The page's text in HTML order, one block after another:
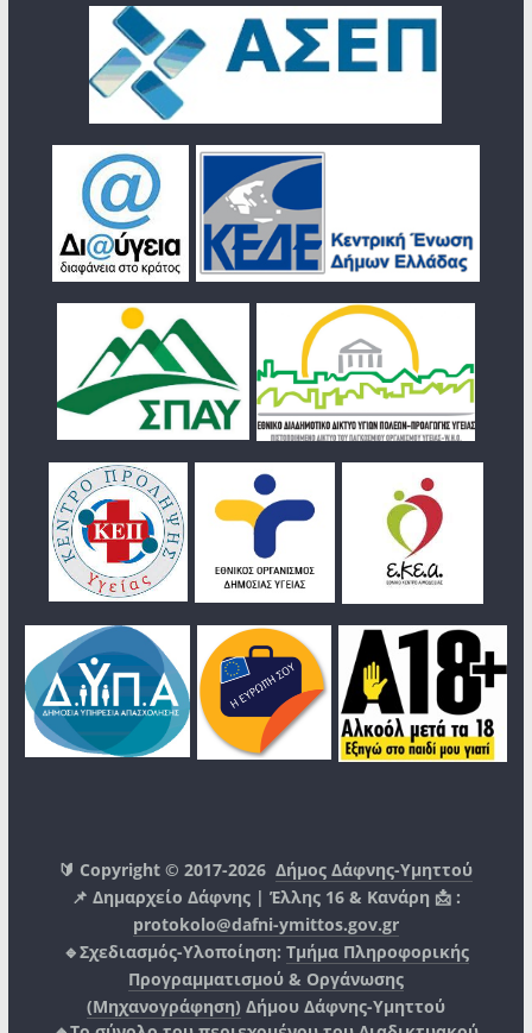
🔰 Copyright © 2017-2026Δήμος Δάφνης-Υμηττού
📌 Δημαρχείο Δάφνης | Έλλης 16 & Κανάρη 📩 :
protokolo@dafni-ymittos.gov.gr
🔹Σχεδιασμός-Υλοποίηση: Τμήμα Πληροφορικής
Προγραμματισμού & Οργάνωσης
(Μηχανογράφηση) Δήμου Δάφνης-Υμηττού